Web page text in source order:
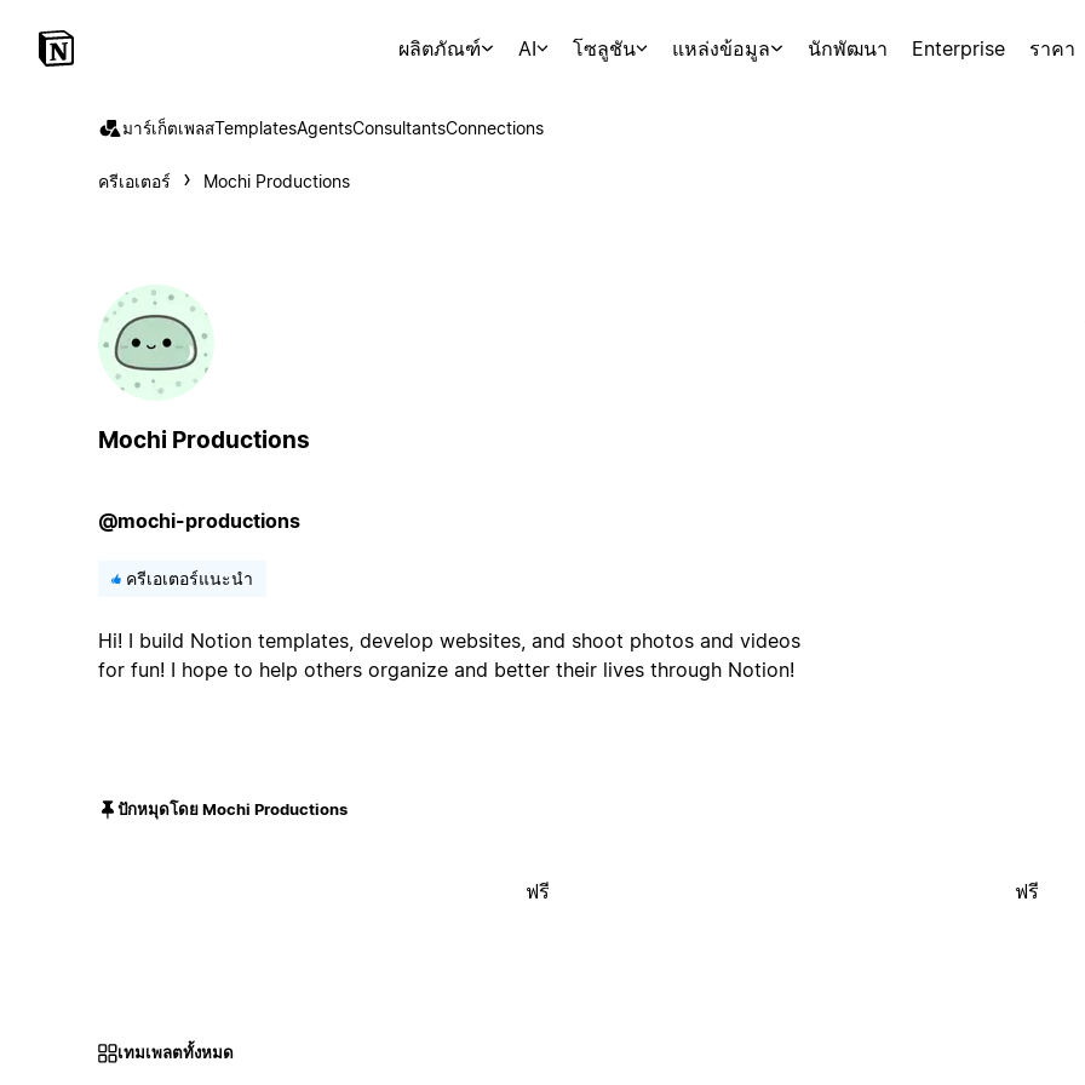
ผลิตภัณฑ์ AI โซลูชัน แหล่งข้อมูล นักพัฒนา Enterprise ราคา
มาร์เก็ตเพลสTemplatesAgentsConsultantsConnections
ครีเอเตอร์ Mochi Productions
Mochi Productions
@mochi-productions
ครีเอเตอร์แนะนำ
Hi! I build Notion templates, develop websites, and shoot photos and videos
for fun! I hope to help others organize and better their lives through Notion!
ปักหมุดโดย Mochi Productions
ฟรี ฟรี
เทมเพลตทั้งหมด